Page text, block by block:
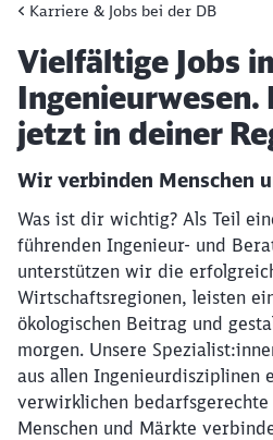
Karriere & Jobs bei der DB
Artikel:
Vielfältige Jobs
Ingenieurwesen.
jetzt in deiner
Wir verbinden Menschen
Was ist dir wichtig? Als Teil
führenden Ingenieur- und
unterstützen wir die
Wirtschaftsregionen, leisten
ökologischen Beitrag und
morgen. Unsere
aus allen Ingenieurdisziplinen
verwirklichen bedarfsgerechte
Menschen und Märkte